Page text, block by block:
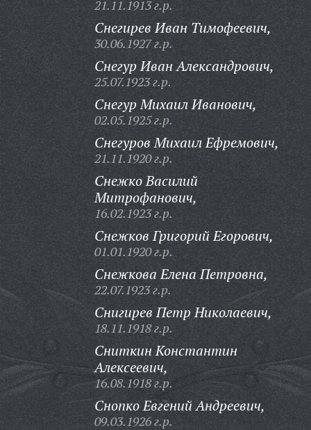
21.11.1913 г.р.
Снегирев Иван Тимофеевич,
30.06.1927 г.р.
Снегур Иван Александрович,
25.07.1923 г.р.
Снегур Михаил Иванович,
02.05.1925 г.р.
Снегуров Михаил Ефремович,
21.11.1920 г.р.
Снежко Василий
Митрофанович,
16.02.1923 г.р.
Снежков Григорий Егорович,
01.01.1920 г.р.
Снежкова Елена Петровна,
22.07.1923 г.р.
Снигирев Петр Николаевич,
18.11.1918 г.р.
Сниткин Константин
Алексеевич,
16.08.1918 г.р.
Снопко Евгений Андреевич,
09.03.1926 г.р.